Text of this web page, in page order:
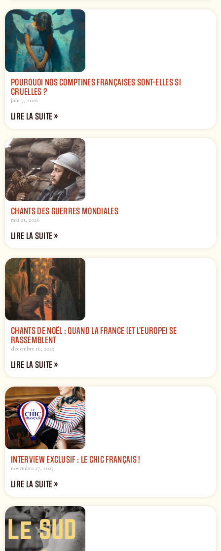
POURQUOI NOS COMPTINES FRANÇAISES SONT-ELLES SI
CRUELLES ?
juin 7, 2026
LIRE LA SUITE »
CHANTS DES GUERRES MONDIALES
mai 21, 2026
LIRE LA SUITE »
CHANTS DE NOËL : QUAND LA FRANCE (ET L’EUROPE) SE
RASSEMBLENT
décembre 16, 2025
LIRE LA SUITE »
INTERVIEW EXCLUSIF : LE CHIC FRANÇAIS !
novembre 27, 2025
LIRE LA SUITE »